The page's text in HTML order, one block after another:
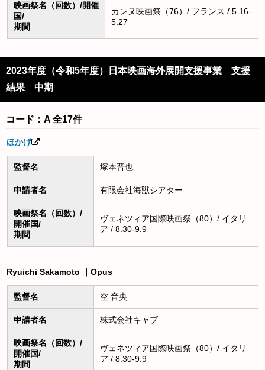
映画祭名（回数）/開催
国/
期間
カンヌ映画祭（76）/ フランス / 5.16-
5.27
2023年度（令和5年度）日本映画海外展開支援事業 支援
結果 中期
コード：A 全17件
ほかげ
監督名 塚本晋也
申請者名 有限会社海獣シアター
映画祭名（回数）/
開催国/
期間
ヴェネツィア国際映画祭（80）/ イタリ
ア / 8.30-9.9
Ryuichi Sakamoto ｜Opus
監督名 空 音央
申請者名 株式会社キャブ
映画祭名（回数）/
開催国/
期間
ヴェネツィア国際映画祭（80）/ イタリ
ア / 8.30-9.9